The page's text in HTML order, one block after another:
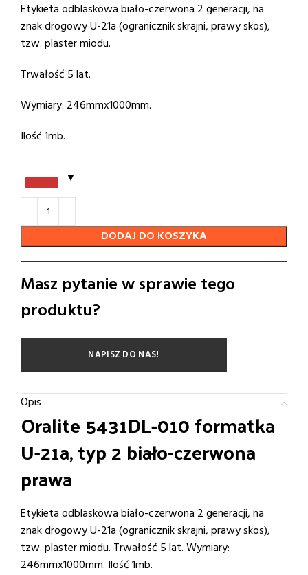
Etykieta odblaskowa biało-czerwona 2 generacji, na
znak drogowy U-21a (ogranicznik skrajni, prawy skos),
tzw. plaster miodu.
Trwałość 5 lat.
Wymiary: 246mmx1000mm.
Ilość 1mb.
DODAJ DO KOSZYKA
Masz pytanie w sprawie tego
produktu?
NAPISZ DO NAS!
Opis
Oralite 5431DL-010 formatka
U-21a, typ 2 biało-czerwona
prawa
Etykieta odblaskowa biało-czerwona 2 generacji, na
znak drogowy U-21a (ogranicznik skrajni, prawy skos),
tzw. plaster miodu. Trwałość 5 lat. Wymiary:
246mmx1000mm. Ilość 1mb.